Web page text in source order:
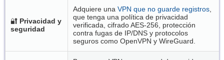
🔐 Privacidad y
seguridad
Adquiere una VPN que no guarde registros
que tenga una política de privacidad
verificada, cifrado AES-256, protección
contra fugas de IP/DNS y protocolos
seguros como OpenVPN y WireGuard.